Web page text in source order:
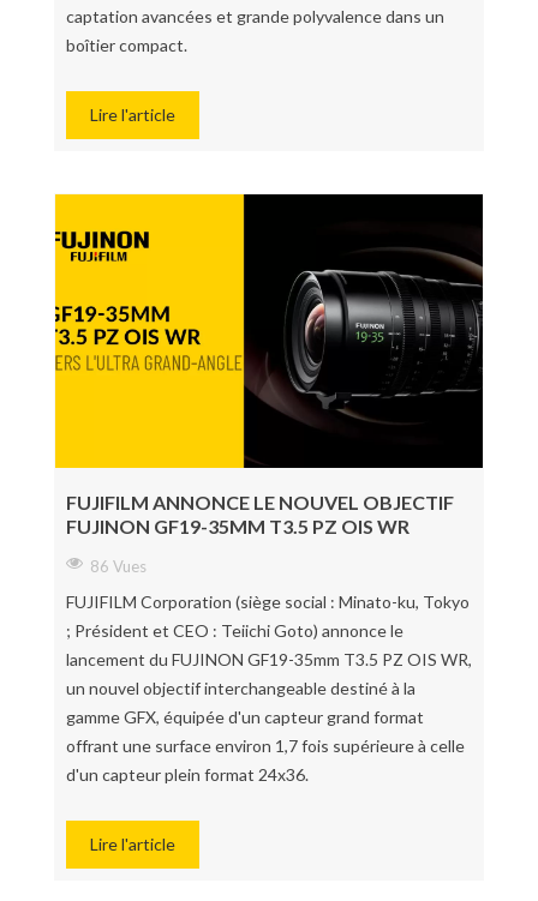
captation avancées et grande polyvalence dans un
boîtier compact.
Lire l'article
FUJIFILM ANNONCE LE NOUVEL OBJECTIF
FUJINON GF19-35MM T3.5 PZ OIS WR
86 Vues
FUJIFILM Corporation (siège social : Minato-ku, Tokyo
; Président et CEO : Teiichi Goto) annonce le
lancement du FUJINON GF19-35mm T3.5 PZ OIS WR,
un nouvel objectif interchangeable destiné à la
gamme GFX, équipée d'un capteur grand format
offrant une surface environ 1,7 fois supérieure à celle
d'un capteur plein format 24x36.
Lire l'article